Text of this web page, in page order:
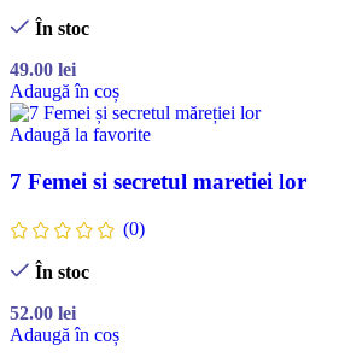
În stoc
49.00 lei
Adaugă în coș
Adaugă la favorite
7 Femei si secretul maretiei lor
(0)
În stoc
52.00 lei
Adaugă în coș